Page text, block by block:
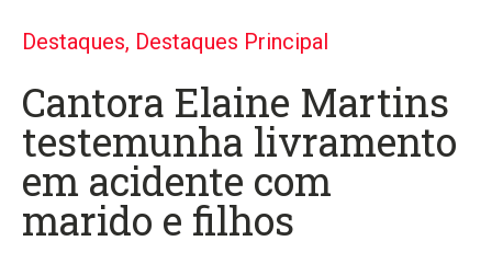
Destaques, Destaques Principal
Cantora Elaine Martins
testemunha livramento
em acidente com
marido e filhos